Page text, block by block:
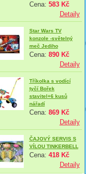
Cena: 583 Kč
Detaily
Star Wars TV
konzole -světelný
meč Jediho
Cena: 890 Kč
Detaily
Tříkolka s vodící
tyčí Bořek
stavitel+6 kusů
nářadí
Cena: 869 Kč
Detaily
ČAJOVÝ SERVIS S
VÍLOU TINKERBELL
Cena: 418 Kč
Detaily